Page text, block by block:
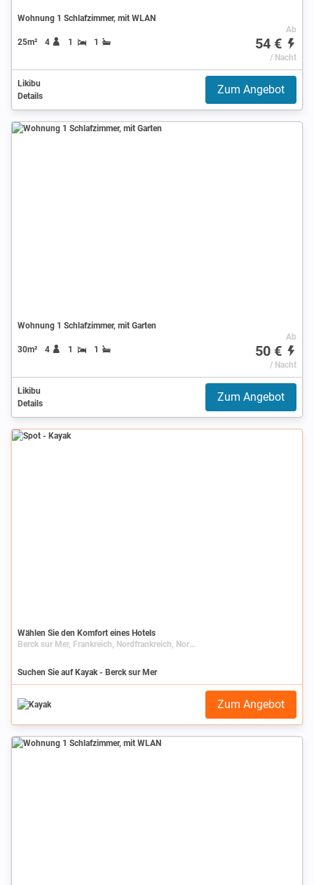
Wohnung 1 Schlafzimmer, mit WLAN
25m² 4 1 1
Ab
54 €
/ Nacht
Likibu
Details
Zum Angebot
Wohnung 1 Schlafzimmer, mit Garten
30m² 4 1 1
Ab
50 €
/ Nacht
Likibu
Details
Zum Angebot
Spot
Wählen Sie den Komfort eines Hotels
Berck sur Mer, Frankreich, Nordfrankreich, Nord-Pas-de-Calais, Pas-de-Calais
Suchen Sie auf Kayak - Berck sur Mer
Zum Angebot